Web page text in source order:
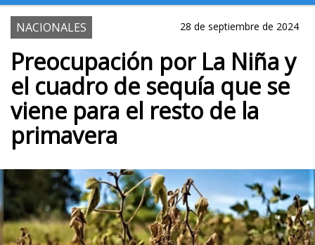
NACIONALES 28 de septiembre de 2024
Preocupación por La Niña y
el cuadro de sequía que se
viene para el resto de la
primavera